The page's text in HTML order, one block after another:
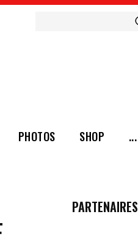
PHOTOS SHOP ...
PARTENAIRES